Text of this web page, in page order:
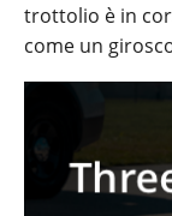
trottolio è in
come un